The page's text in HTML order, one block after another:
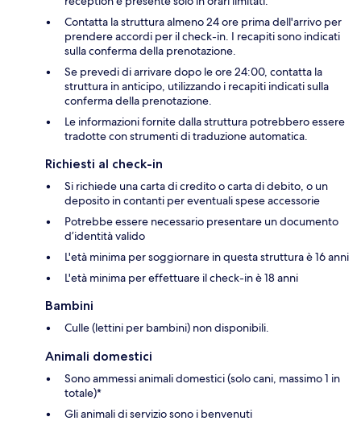
Contatta la struttura almeno 24 ore prima dell'arrivo per
prendere accordi per il check-in. I recapiti sono indicati
sulla conferma della prenotazione.
Se prevedi di arrivare dopo le ore 24:00, contatta la
struttura in anticipo, utilizzando i recapiti indicati sulla
conferma della prenotazione.
Le informazioni fornite dalla struttura potrebbero essere
tradotte con strumenti di traduzione automatica.
Richiesti al check-in
Si richiede una carta di credito o carta di debito, o un
deposito in contanti per eventuali spese accessorie
Potrebbe essere necessario presentare un documento
d’identità valido
L'età minima per soggiornare in questa struttura è 16 anni
L'età minima per effettuare il check-in è 18 anni
Bambini
Culle (lettini per bambini) non disponibili.
Animali domestici
Sono ammessi animali domestici (solo cani, massimo 1 in
totale)*
Gli animali di servizio sono i benvenuti